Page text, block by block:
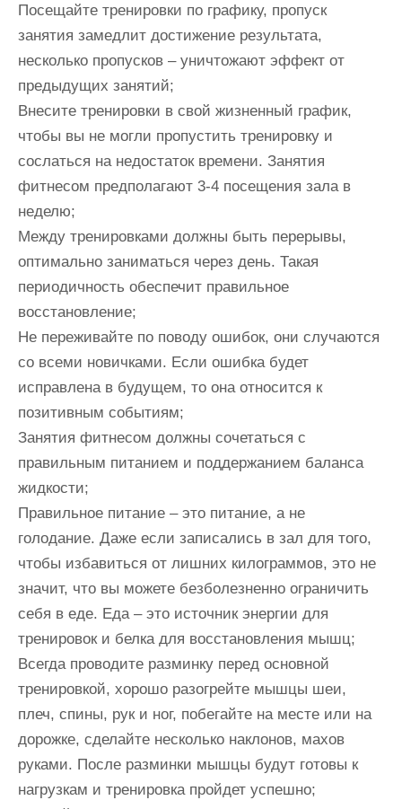
Посещайте тренировки по графику, пропуск
занятия замедлит достижение результата,
несколько пропусков – уничтожают эффект от
предыдущих занятий;
Внесите тренировки в свой жизненный график,
чтобы вы не могли пропустить тренировку и
сослаться на недостаток времени. Занятия
фитнесом предполагают 3-4 посещения зала в
неделю;
Между тренировками должны быть перерывы,
оптимально заниматься через день. Такая
периодичность обеспечит правильное
восстановление;
Не переживайте по поводу ошибок, они случаются
со всеми новичками. Если ошибка будет
исправлена в будущем, то она относится к
позитивным событиям;
Занятия фитнесом должны сочетаться с
правильным питанием и поддержанием баланса
жидкости;
Правильное питание – это питание, а не
голодание. Даже если записались в зал для того,
чтобы избавиться от лишних килограммов, это не
значит, что вы можете безболезненно ограничить
себя в еде. Еда – это источник энергии для
тренировок и белка для восстановления мышц;
Всегда проводите разминку перед основной
тренировкой, хорошо разогрейте мышцы шеи,
плеч, спины, рук и ног, побегайте на месте или на
дорожке, сделайте несколько наклонов, махов
руками. После разминки мышцы будут готовы к
нагрузкам и тренировка пройдет успешно;